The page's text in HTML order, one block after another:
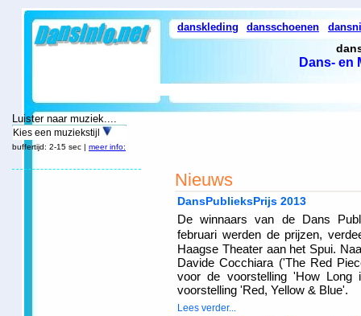
danskleding dansschoenen
Dans- en
Nieuws
DansPublieksPrijs 2013
De winnaars van de Dans
februari werden de prijzen,
Haagse Theater aan het Spui.
Davide Cocchiara ('The Red
voor de voorstelling 'How
voorstelling 'Red, Yellow & Blue'.
Lees verder...
Luister naar muziek....
Kies een muziekstijl
buffertijd: 2-15 sec | meer info: